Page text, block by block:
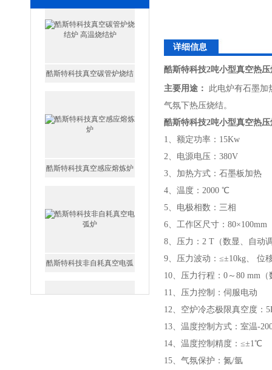
详细信息
酷斯特科技2吨小型真空热压
主要用途：
此电炉有石墨加
气氛下热压烧结。
酷斯特科技2吨小型真空热压
1、额定功率：
2、电源电压：380V
3、加热方式：石墨板
4、温度：2000 ℃
5、电极相数：三相
6、工作区尺寸：80×100mm
8、压力：2 T（数显、自动
9、压力波动：≤±10kg、 位
10、压力行程：0～80 mm（
11、压力控制：伺服电动
12、空炉冷态极限真空度：
13、 温度控制方式：室温-
14、温度控制精度：≤±1℃
15、气氛保护：氮/氩